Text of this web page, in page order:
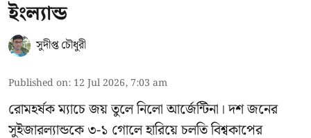
ইংল্যান্ড
সুদীপ্ত চৌধুরী
Published on: 12 Jul 2026, 7:03 am
রোমহর্ষক ম্যাচে জয় তুলে নিলো আর্জেন্টিনা। দশ জনের
সুইজারল্যান্ডকে ৩-১ গোলে হারিয়ে চলতি বিশ্বকাপের